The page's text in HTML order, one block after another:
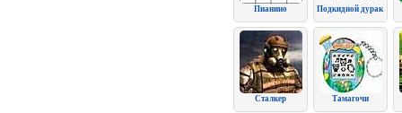
Пианино Подкидной дурак
Сталкер Тамагочи